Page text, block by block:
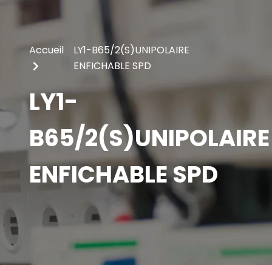
Accueil
LY1-B65/2(S)UNIPOLAIRE
ENFICHABLE SPD
LY1-
B65/2(S)UNIPOLAIRE
ENFICHABLE SPD